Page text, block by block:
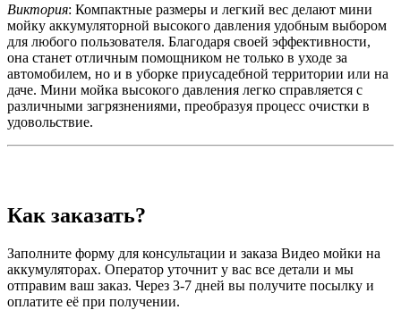
Виктория: Компактные размеры и легкий вес делают мини
мойку аккумуляторной высокого давления удобным выбором
для любого пользователя. Благодаря своей эффективности,
она станет отличным помощником не только в уходе за
автомобилем, но и в уборке приусадебной территории или на
даче. Мини мойка высокого давления легко справляется с
различными загрязнениями, преобразуя процесс очистки в
удовольствие.
Как заказать?
Заполните форму для консультации и заказа Видео мойки на
аккумуляторах. Оператор уточнит у вас все детали и мы
отправим ваш заказ. Через 3-7 дней вы получите посылку и
оплатите её при получении.